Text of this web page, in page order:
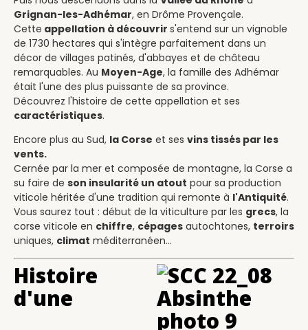
Grignan-les-Adhémar, en Drôme Provençale.
Cette appellation à découvrir s'entend sur un vignoble
de 1730 hectares qui s'intègre parfaitement dans un
décor de villages patinés, d'abbayes et de château
remarquables. Au Moyen-Age, la famille des Adhémar
était l'une des plus puissante de sa province.
Découvrez l'histoire de cette appellation et ses
caractéristiques.
Encore plus au Sud, la Corse et ses vins tissés par les
vents.
Cernée par la mer et composée de montagne, la Corse a
su faire de son insularité un atout pour sa production
viticole héritée d'une tradition qui remonte à l'Antiquité.
Vous saurez tout : début de la viticulture par les grecs, la
corse viticole en chiffre, cépages autochtones, terroirs
uniques, climat méditerranéen...
Histoire
d'une